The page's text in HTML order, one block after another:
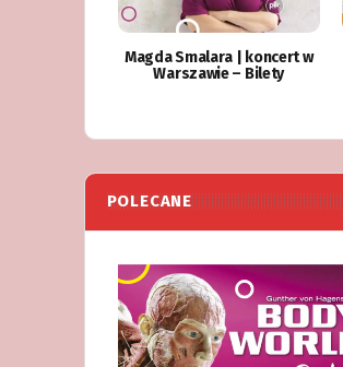
Magda Smalara | koncert w
Warszawie – Bilety
POLECANE